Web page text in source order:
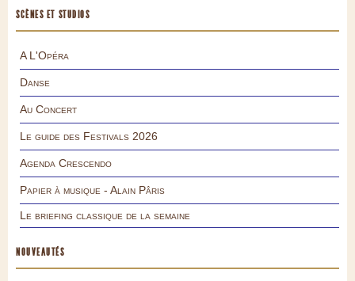
SCÈNES ET STUDIOS
A L'Opéra
Danse
Au Concert
Le guide des Festivals 2026
Agenda Crescendo
Papier à musique - Alain Pâris
Le briefing classique de la semaine
NOUVEAUTÉS